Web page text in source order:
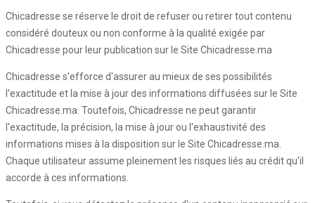
Chicadresse se réserve le droit de refuser ou retirer tout contenu
considéré douteux ou non conforme à la qualité exigée par
Chicadresse pour leur publication sur le Site Chicadresse.ma
Chicadresse s'efforce d'assurer au mieux de ses possibilités
l'exactitude et la mise à jour des informations diffusées sur le Site
Chicadresse.ma. Toutefois, Chicadresse ne peut garantir
l'exactitude, la précision, la mise à jour ou l'exhaustivité des
informations mises à la disposition sur le Site Chicadresse.ma.
Chaque utilisateur assume pleinement les risques liés au crédit qu'il
accorde à ces informations.